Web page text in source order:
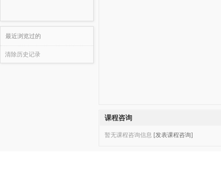
最近浏览过的
清除历史记录
课程咨询
暂无课程咨询信息 [发表课程咨询]